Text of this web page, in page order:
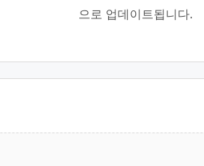
으로 업데이트됩니다.